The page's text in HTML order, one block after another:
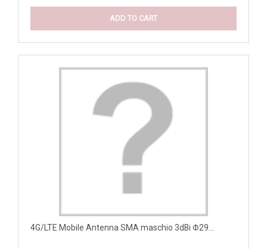
ADD TO CART
4G/LTE Mobile Antenna SMA maschio 3dBi Φ29...